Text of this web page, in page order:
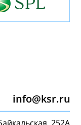
info@ksr.ru